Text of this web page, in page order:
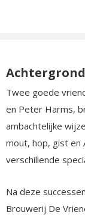
Twee goede
en Peter Harms,
ambachtelijke
mout, hop, gist en
verschillende
Na deze
Brouwerij De